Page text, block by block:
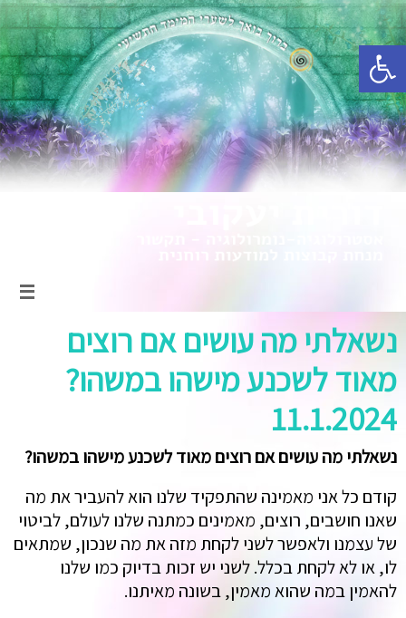
פתח סרגל נגישות
נשאלתי מה עושים אם רוצים
מאוד לשכנע מישהו במשהו?
11.1.2024
נשאלתי מה עושים אם רוצים מאוד לשכנע מישהו במשהו?
קודם כל אני מאמינה שהתפקיד שלנו הוא להעביר את מה
שאנו חושבים, רוצים, מאמינים כמתנה שלנו לעולם, לביטוי
של עצמנו ולאפשר לשני לקחת מזה את מה שנכון, שמתאים
לו, או לא לקחת בכלל. לשני יש זכות בדיוק כמו שלנו
להאמין במה שהוא מאמין, בשונה מאיתנו.